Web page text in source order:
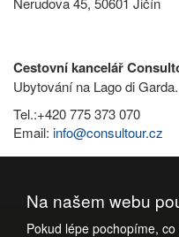
Cestovní kancelář
Ubytování na Lago di Garda.
Tel.:+420 775 373 070
Email: info@consultour.cz
Na našem webu
Pokud lépe pochopíme,